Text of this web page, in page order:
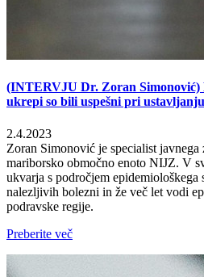
(INTERVJU Dr. Zoran Simonović)
ukrepi so bili uspešni pri
2.4.2023
Zoran Simonović je specialist
mariborsko območno enoto NIJZ. V
ukvarja s področjem
nalezljivih bolezni in že več let vodi
podravske regije.
Preberite več